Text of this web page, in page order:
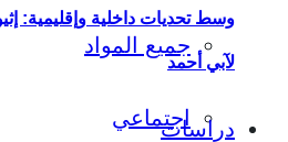
جميع المواد
اجتماعي
وسط تحديات داخلية وإقليمية:
لآبي أحمد
دراسات